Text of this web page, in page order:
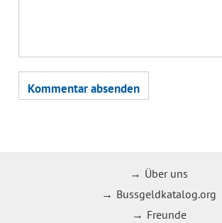
Über uns
Bussgeldkatalog.org
Freunde